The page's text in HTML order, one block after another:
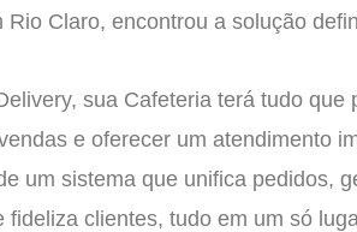
Rio Claro, encontrou a solução
sua Cafeteria terá tudo que
e oferecer um atendimento
um sistema que unifica pedidos,
fideliza clientes, tudo em um só